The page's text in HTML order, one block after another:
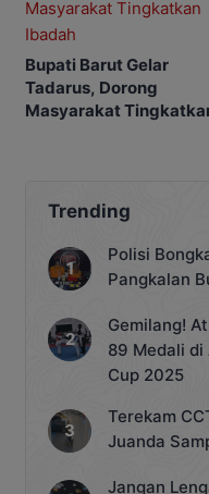
Bupati Barut Gelar
Tadarus, Dorong
Masyarakat
Trending
Polisi
Pangkalan
Gemilang!
89 Medali di
Cup 2025
Terekam
Juanda
Jangan